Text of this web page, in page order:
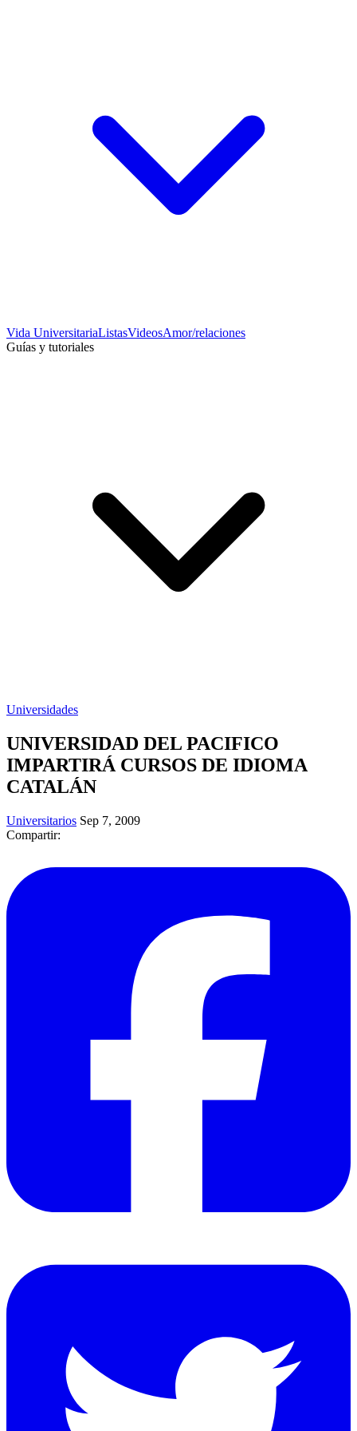
Vida UniversitariaListasVideosAmor/relaciones
Guías y tutoriales
Universidades
UNIVERSIDAD DEL PACIFICO
IMPARTIRÁ CURSOS DE IDIOMA
CATALÁN
Universitarios Sep 7, 2009
Compartir: